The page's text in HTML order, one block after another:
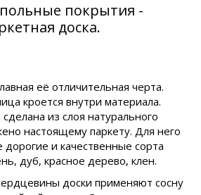
покрытия -
доска.
её отличительная черта.
кроется внутри материала.
из слоя натурального
настоящему паркету. Для него
и качественные сорта
дуб, красное дерево, клен.
доски применяют сосну